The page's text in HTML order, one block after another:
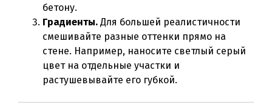
бетону.
Градиенты. Для большей реалистичности
смешивайте разные оттенки прямо на
стене. Например, наносите светлый серый
цвет на отдельные участки и
растушевывайте его губкой.